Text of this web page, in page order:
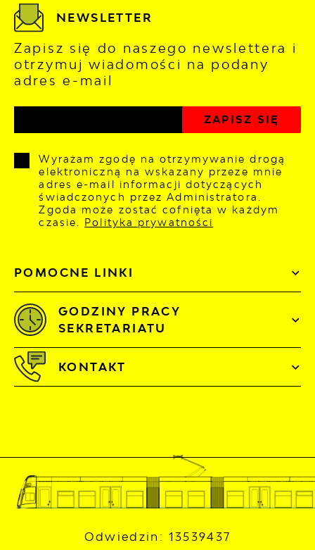
POMOCNE LINKI
NEWSLETTER
Zapisz się do naszego newslettera i
otrzymuj wiadomości na podany
adres e-mail
Wyrażam zgodę na otrzymywanie drogą
elektroniczną na wskazany przeze mnie
adres e-mail informacji dotyczących
świadczonych przez Administratora.
Zgoda może zostać cofnięta w każdym
czasie. Polityka prywatności
GODZINY PRACY
SEKRETARIATU
KONTAKT
Odwiedzin: 13539437